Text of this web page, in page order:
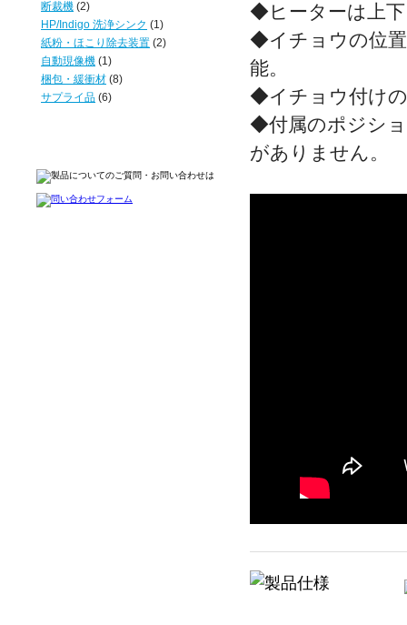
◆ヒーターは上下
◆イチョウの位置
能。
◆イチョウ付け
◆付属のポジシ
がありません。
断裁機 (2)
HP/Indigo 洗浄シンク (1)
紙粉・ほこり除去装置 (2)
自動現像機 (1)
梱包・緩衝材 (8)
サプライ品 (6)